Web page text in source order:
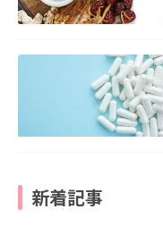
新着記事